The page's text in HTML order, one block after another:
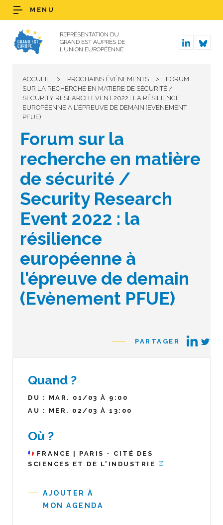
REPRÉSENTATION DU
GRAND EST AUPRÈS DE
L’UNION EUROPÉENNE
MENU
ACCUEIL > PROCHAINS ÉVÉNEMENTS >
FORUM
SUR LA RECHERCHE EN MATIÈRE DE SÉCURITÉ /
SECURITY RESEARCH EVENT 2022 : LA RÉSILIENCE
EUROPÉENNE À L’ÉPREUVE DE DEMAIN (EVÈNEMENT
PFUE)
Forum sur la
recherche en matière
de sécurité /
Security Research
Event 2022 : la
résilience
européenne à
l'épreuve de demain
(Evènement PFUE)
PARTAGER
Quand ?
DU : MAR. 01/03 À 9:00
AU : MER. 02/03 À 13:00
Où ?
FRANCE | PARIS - CITÉ DES
SCIENCES ET DE L'INDUSTRIE
AJOUTER À
MON AGENDA